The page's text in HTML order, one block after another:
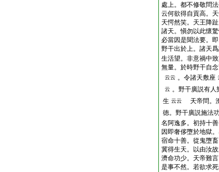
處上。都不修敬問
云何欲得自貢高。
天愕然笑。天王降
諸天。愼勿以此懷
必當因是聞法要。
野干出於上。諸天
生活望。非意禍中
無量。於時野干自
云云 。令諸天敷座
云 。野干廣説有人
生 云云
天帝問。
徳。野干廣説施法
名阿逸多。初持十
因即奢侈墮於地獄
宿命十善。從鬼墮
冀得生天。以由汝
濟命功少。天帝難
是事不然。若欲求